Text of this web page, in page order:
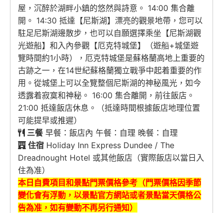
屋，沉醉於湖畔小鎮的悠然與詩意。 14:00 集合離
開。 14:30 抵達【尼斯湖】漂亮的觀景地帶，您可以
駐足尼斯湖邊散步，也可以自願選擇乘坐【尼斯湖觀
光遊船】和入內參觀【厄克特城堡】（遊船+城堡遊
覽時間約1小時），厄克特城堡是蘇格蘭高地上重要的
古跡之一，在14世紀蘇格蘭獨立戰爭中起着重要的作
用。從城堡上可以全覽整個尼斯湖的神秘風光，如今
透露着寂寞和神秘。 16:00 集合離開，前往飯店。
21:00 抵達飯店休息。（抵達時間根據飯店地理位置
可能提早或推遲）
三餐早餐：飯店內 午餐：自理 晚餐：自理
住宿 Holiday Inn Express Dundee / The
Dreadnought Hotel 或其他飯店（實際飯店以當日入
住為准）
本日自費項目和景點門票價格參考（門票價格因季節
變化會有浮動，以景點官方網站或者景點當天價格公
告為准， 如有變動不再另行通知）